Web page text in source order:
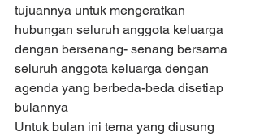
tujuannya untuk mengeratkan
hubungan seluruh anggota keluarga
dengan bersenang- senang bersama
seluruh anggota keluarga dengan
agenda yang berbeda-beda disetiap
bulannya
Untuk bulan ini tema yang diusung